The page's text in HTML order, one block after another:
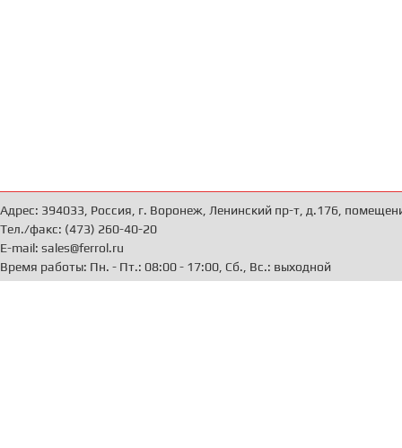
Адрес: 394033, Россия, г. Воронеж, Ленинский пр-т, д.176,
Тел./факс: (473) 260-40-20
E-mail: sales@ferrol.ru
Время работы: Пн. - Пт.: 08:00 - 17:00, Сб., Вс.: выходной